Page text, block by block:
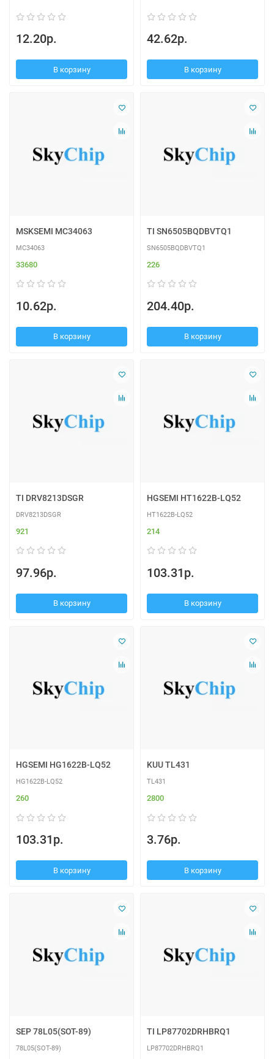
12.20р.
В корзину
42.62р.
В корзину
MSKSEMI MC34063
MC34063
33680
10.62р.
В корзину
TI SN6505BQDBVTQ1
SN6505BQDBVTQ1
226
204.40р.
В корзину
TI DRV8213DSGR
DRV8213DSGR
921
97.96р.
В корзину
HGSEMI HT1622B-LQ52
HT1622B-LQ52
214
103.31р.
В корзину
HGSEMI HG1622B-LQ52
HG1622B-LQ52
260
103.31р.
В корзину
KUU TL431
TL431
2800
3.76р.
В корзину
SEP 78L05(SOT-89)
78L05(SOT-89)
TI LP87702DRHBRQ1
LP87702DRHBRQ1